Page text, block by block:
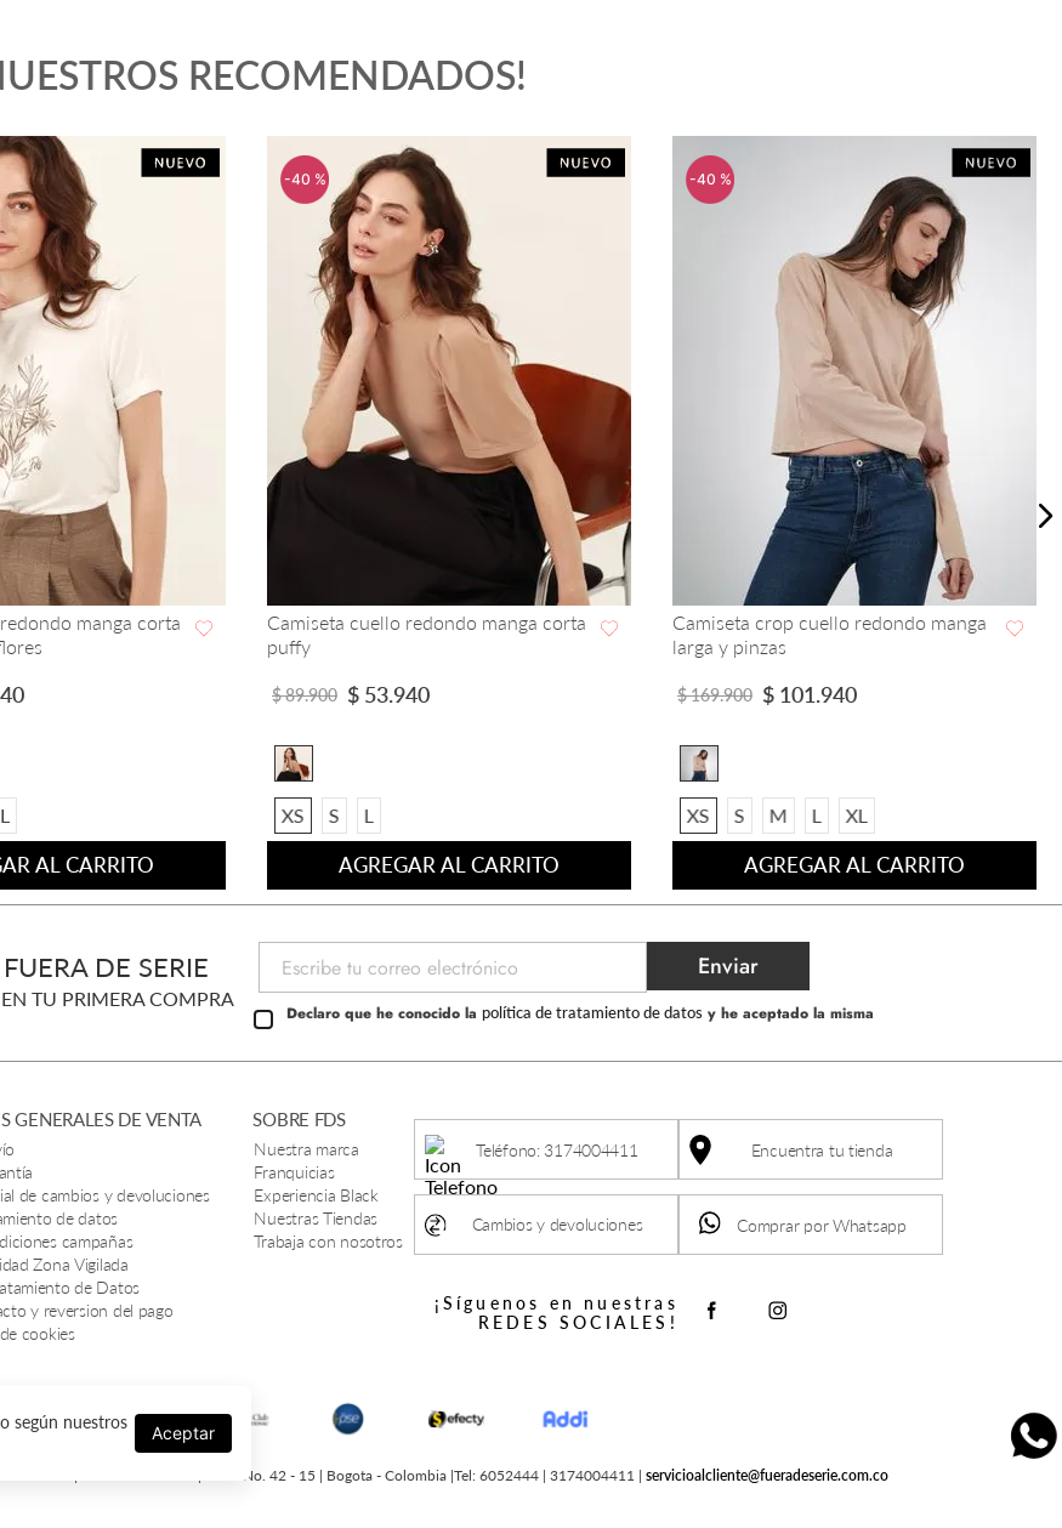
según nuestros
Aceptar
RECOMENDADOS!
manga corta
AL CARRITO
-40 %
Camiseta cuello redondo manga corta
puffy
$89.900 $ 53.940
XS S L
AGREGAR AL CARRITO
-40 %
Camiseta crop cuello redondo manga
larga y pinzas
$169.900 $ 101.940
XS S M L XL
AGREGAR AL CARRITO
DE SERIE
EN TU PRIMERA COMPRA
Enviar
Declaro que he conocido lapolítica de tratamiento de datos y he aceptado la misma
GENERALES DE VENTA
de cambios y devoluciones
de datos
campañas
Zona Vigilada
de Datos
y reversion del pago
cookies
SOBRE FDS
Nuestra marca
Franquicias
Experiencia Black
Nuestras Tiendas
Trabaja con nosotros
Teléfono: 3174004411
Cambios y devoluciones
¡Síguenos en nuestras
REDES SOCIALES!
Encuentra tu tienda
Comprar por Whatsapp
- 2025 | Nit 900328924-4 | Cl 18 No. 42 - 15 | Bogota - Colombia |Tel: 6052444 | 3174004411 | servicioalcliente@fueradeserie.com.co